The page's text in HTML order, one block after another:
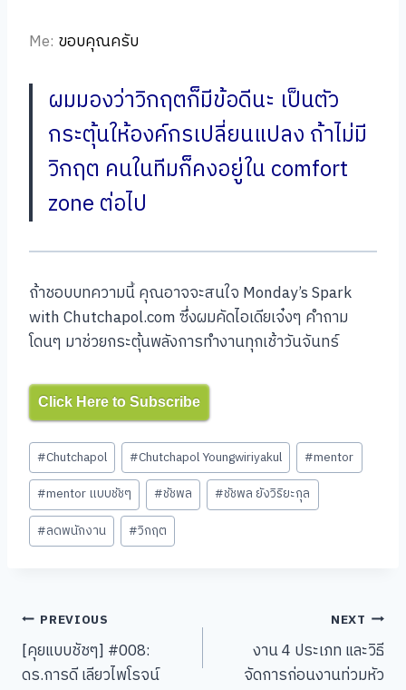
Me: ขอบคุณครับ
ผมมองว่าวิกฤตก็มีข้อดีนะ เป็นตัว
กระตุ้นให้องค์กรเปลี่ยนแปลง ถ้าไม่มี
วิกฤต คนในทีมก็คงอยู่ใน comfort
zone ต่อไป
ถ้าชอบบทความนี้ คุณอาจจะสนใจ Monday’s Spark
with Chutchapol.com ซึ่งผมคัดไอเดียเจ๋งๆ คำถาม
โดนๆ มาช่วยกระตุ้นพลังการทำงานทุกเช้าวันจันทร์
Click Here to Subscribe
Post
Tags:
#Chutchapol #Chutchapol Youngwiriyakul #mentor
#mentor แบบชัชๆ #ชัชพล #ชัชพล ยังวิริยะกุล
#ลดพนักงาน #วิกฤต
Post
navigation
PREVIOUS
[คุยแบบชัชๆ] #008:
ดร.การดี เลียวไพโรจน์
NEXT
งาน 4 ประเภท และวิธี
จัดการก่อนงานท่วมหัว